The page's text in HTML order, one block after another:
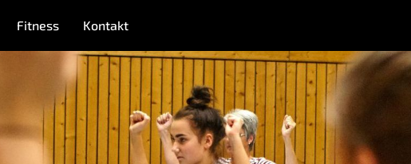
Fitness Kontakt
MITGLIEDSCHAFT
FITNESSKURSE FUSSBALL
KORBBALL KYUDO
TENNIS